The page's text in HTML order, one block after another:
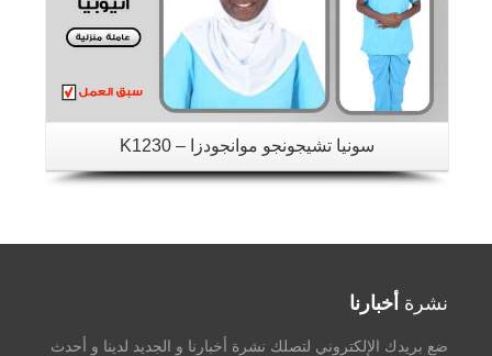
سونيا تشيجونجو موانجودزا – K1230
نشرة أخبارنا
ضع بريدك الإلكتروني لتصلك نشرة أخبارنا و الجديد لدينا و أحدث